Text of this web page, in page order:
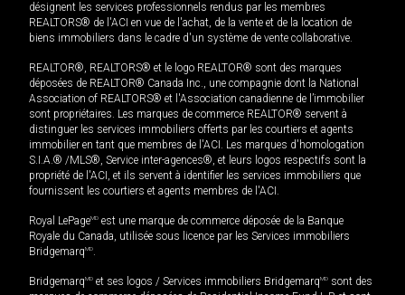
désignent les services professionnels rendus par les membres
REALTORS® de l'ACI en vue de l'achat, de la vente et de la location de
biens immobiliers dans le cadre d'un système de vente collaborative.
REALTOR®, REALTORS® et le logo REALTOR® sont des marques
déposées de REALTOR® Canada Inc., une compagnie dont la National
Association of REALTORS® et l'Association canadienne de l’immobilier
sont propriétaires. Les marques de commerce REALTOR® servent à
distinguer les services immobiliers offerts par les courtiers et agents
immobilier en tant que membres de l'ACI. Les marques d'homologation
S.I.A.® /MLS®, Service inter-agences®, et leurs logos respectifs sont la
propriété de l'ACI, et ils servent à identifier les services immobiliers que
fournissent les courtiers et agents membres de l'ACI.
Royal LePageMD est une marque de commerce déposée de la Banque
Royale du Canada, utilisée sous licence par les Services immobiliers
BridgemarqMD.
BridgemarqMD et ses logos / Services immobiliers BridgemarqMD sont des